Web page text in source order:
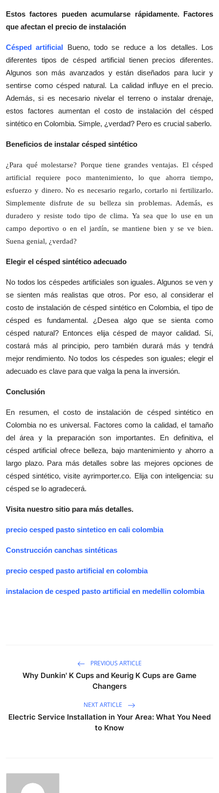
Estos factores pueden acumularse rápidamente. Factores
que afectan el precio de instalación
Césped artificial Bueno, todo se reduce a los detalles. Los
diferentes tipos de césped artificial tienen precios diferentes.
Algunos son más avanzados y están diseñados para lucir y
sentirse como césped natural. La calidad influye en el precio.
Además, si es necesario nivelar el terreno o instalar drenaje,
estos factores aumentan el costo de instalación del césped
sintético en Colombia. Simple, ¿verdad? Pero es crucial saberlo.
Beneficios de instalar césped sintético
¿Para qué molestarse? Porque tiene grandes ventajas. El césped
artificial requiere poco mantenimiento, lo que ahorra tiempo,
esfuerzo y dinero. No es necesario regarlo, cortarlo ni fertilizarlo.
Simplemente disfrute de su belleza sin problemas. Además, es
duradero y resiste todo tipo de clima. Ya sea que lo use en un
campo deportivo o en el jardín, se mantiene bien y se ve bien.
Suena genial, ¿verdad?
Elegir el césped sintético adecuado
No todos los céspedes artificiales son iguales. Algunos se ven y
se sienten más realistas que otros. Por eso, al considerar el
costo de instalación de césped sintético en Colombia, el tipo de
césped es fundamental. ¿Desea algo que se sienta como
césped natural? Entonces elija césped de mayor calidad. Sí,
costará más al principio, pero también durará más y tendrá
mejor rendimiento. No todos los céspedes son iguales; elegir el
adecuado es clave para que valga la pena la inversión.
Conclusión
En resumen, el costo de instalación de césped sintético en
Colombia no es universal. Factores como la calidad, el tamaño
del área y la preparación son importantes. En definitiva, el
césped artificial ofrece belleza, bajo mantenimiento y ahorro a
largo plazo. Para más detalles sobre las mejores opciones de
césped sintético, visite ayrimporter.co. Elija con inteligencia: su
césped se lo agradecerá.
Visita nuestro sitio para más detalles.
precio cesped pasto sintetico en cali colombia
Construcción canchas sintéticas
precio cesped pasto artificial en colombia
instalacion de cesped pasto artificial en medellin colombia
PREVIOUS ARTICLE
Why Dunkin' K Cups and Keurig K Cups are Game
Changers
NEXT ARTICLE
Electric Service Installation in Your Area: What You Need
to Know